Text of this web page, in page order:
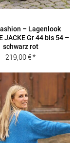
– Lagenlook
JACKE Gr 44 bis 54 –
schwarz rot
219,00€